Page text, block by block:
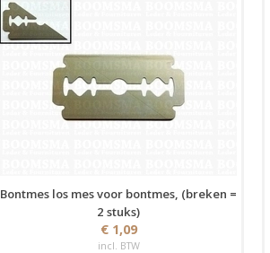
Bontmes los mes voor bontmes, (breken =
2 stuks)
€ 1,09
incl. BTW